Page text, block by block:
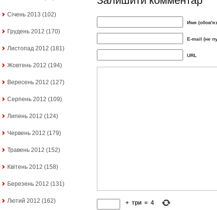
Січень 2013 (102)
Грудень 2012 (170)
Листопад 2012 (181)
Жовтень 2012 (194)
Вересень 2012 (127)
Серпень 2012 (109)
Липень 2012 (124)
Червень 2012 (179)
Травень 2012 (152)
Квітень 2012 (158)
Березень 2012 (131)
Лютий 2012 (162)
Имя
E-mail (не
URL
+ три = 4